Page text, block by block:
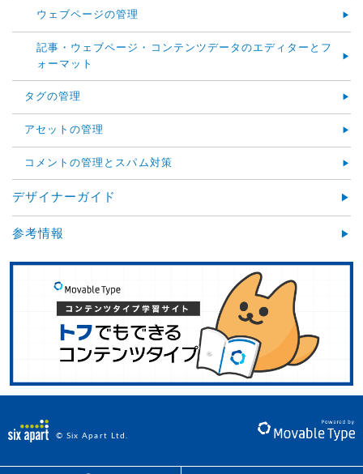
ウェブページの管理
記事・ウェブページ・コンテンツデータのエディターとフ
ォーマット
タグの管理
アセットの管理
コメントの管理とスパム対策
デザイナーガイド
参考情報
© Six Apart Ltd.